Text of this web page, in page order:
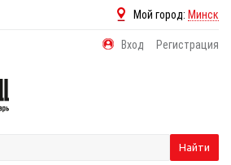
Мой город: Минск
Вход Регистрация
Найти